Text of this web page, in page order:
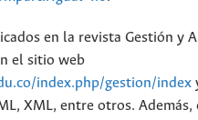
en la revista Gestión y
el sitio web
index.php/gestion/index
XML, entre otros.